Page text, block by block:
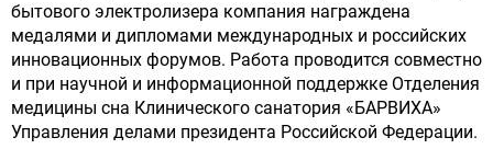
бытового электролизера компания награждена
медалями и дипломами международных и российских
инновационных форумов. Работа проводится совместно
и при научной и информационной поддержке Отделения
медицины сна Клинического санатория «БАРВИХА»
Управления делами президента Российской Федерации.